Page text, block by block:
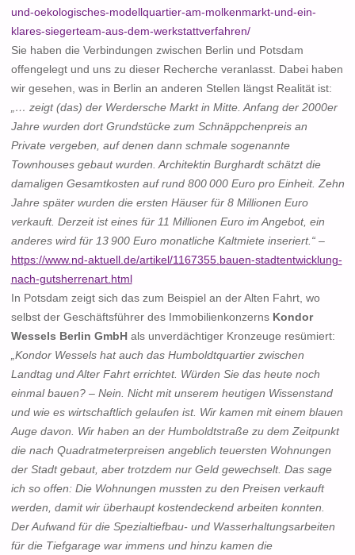
und-oekologisches-modellquartier-am-molkenmarkt-und-ein-
klares-siegerteam-aus-dem-werkstattverfahren/
Sie haben die Verbindungen zwischen Berlin und Potsdam
offengelegt und uns zu dieser Recherche veranlasst. Dabei haben
wir gesehen, was in Berlin an anderen Stellen längst Realität ist:
„… zeigt (das) der Werdersche Markt in Mitte. Anfang der 2000er
Jahre wurden dort Grundstücke zum Schnäppchenpreis an
Private vergeben, auf denen dann schmale sogenannte
Townhouses gebaut wurden. Architektin Burghardt schätzt die
damaligen Gesamtkosten auf rund 800 000 Euro pro Einheit. Zehn
Jahre später wurden die ersten Häuser für 8 Millionen Euro
verkauft. Derzeit ist eines für 11 Millionen Euro im Angebot, ein
anderes wird für 13 900 Euro monatliche Kaltmiete inseriert.“–
https://www.nd-aktuell.de/artikel/1167355.bauen-stadtentwicklung-
nach-gutsherrenart.html
In Potsdam zeigt sich das zum Beispiel an der Alten Fahrt, wo
selbst der Geschäftsführer des Immobilienkonzerns Kondor
Wessels Berlin GmbH als unverdächtiger Kronzeuge resümiert:
„Kondor Wessels hat auch das Humboldtquartier zwischen
Landtag und Alter Fahrt errichtet. Würden Sie das heute noch
einmal bauen? – Nein. Nicht mit unserem heutigen Wissenstand
und wie es wirtschaftlich gelaufen ist. Wir kamen mit einem blauen
Auge davon. Wir haben an der Humboldtstraße zu dem Zeitpunkt
die nach Quadratmeterpreisen angeblich teuersten Wohnungen
der Stadt gebaut, aber trotzdem nur Geld gewechselt. Das sage
ich so offen: Die Wohnungen mussten zu den Preisen verkauft
werden, damit wir überhaupt kostendeckend arbeiten konnten.
Der Aufwand für die Spezialtiefbau- und Wasserhaltungsarbeiten
für die Tiefgarage war immens und hinzu kamen die